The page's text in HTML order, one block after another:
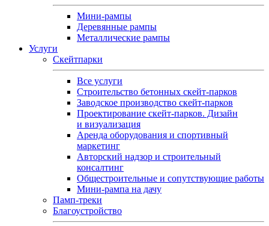
Мини-рампы
Деревянные рампы
Металлические рампы
Услуги
Скейтпарки
Все услуги
Строительство бетонных скейт-парков
Заводское производство скейт-парков
Проектирование скейт-парков. Дизайн
и визуализация
Аренда оборудования и спортивный
маркетинг
Авторский надзор и строительный
консалтинг
Общестроительные и сопутствующие работы
Мини-рампа на дачу
Памп‑треки
Благоустройство